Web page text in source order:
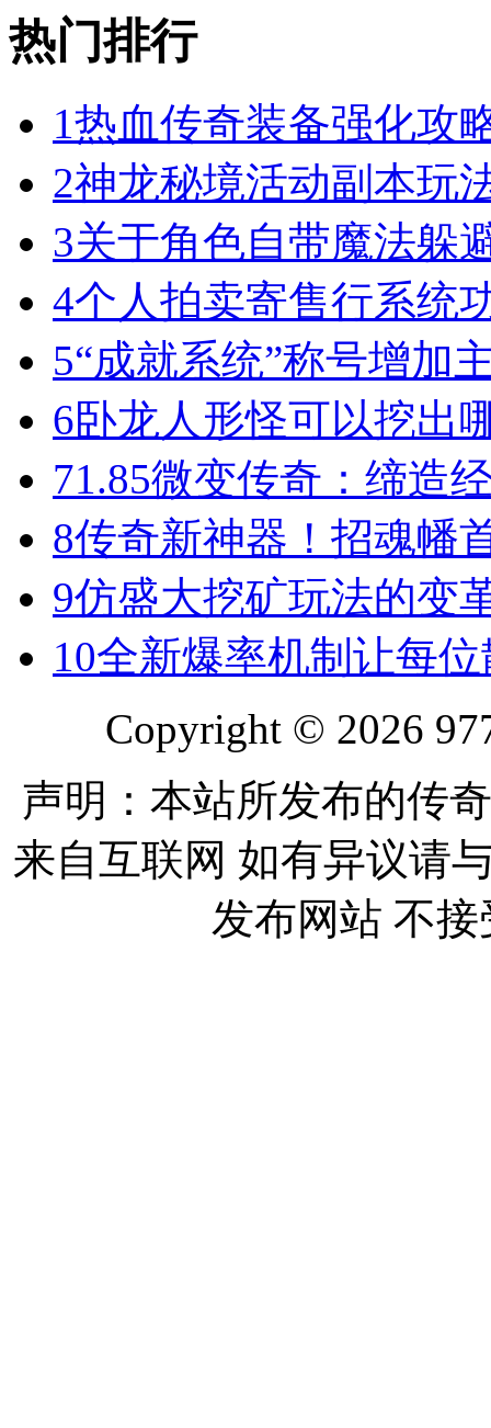
热门排行
1热血传奇装备强化攻
2神龙秘境活动副本玩
3关于角色自带魔法躲
4个人拍卖寄售行系统
5“成就系统”称号增加
6卧龙人形怪可以挖出
71.85微变传奇：缔造
8传奇新神器！招魂幡
9仿盛大挖矿玩法的变
10全新爆率机制让每
Copyright © 2026
声明：本站所发布的传
来自互联网 如有异议请
发布网站 不